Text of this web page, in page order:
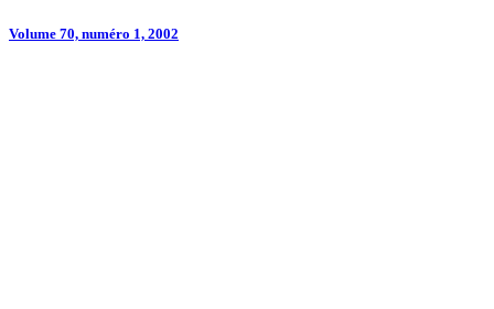
Volume 70, numéro 1, 2002